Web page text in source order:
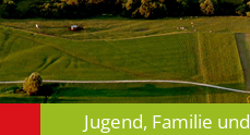
Jugend, Familie und